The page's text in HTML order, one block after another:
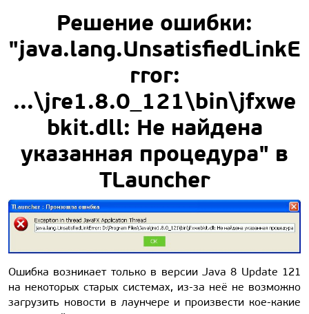
Решение ошибки:
"java.lang.UnsatisfiedLinkE
rror:
...\jre1.8.0_121\bin\jfxwe
bkit.dll: Не найдена
указанная процедура" в
TLauncher
Ошибка возникает только в версии Java 8 Update 121
на некоторых старых системах, из-за неё не возможно
загрузить новости в лаунчере и произвести кое-какие